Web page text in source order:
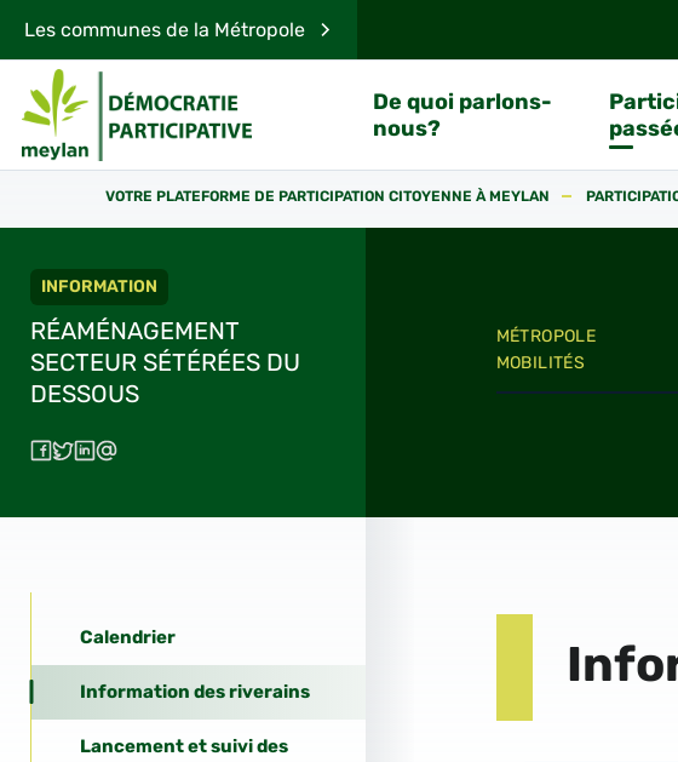
Les communes de la Métropole
De quoi parlons-
nous?
VOTRE PLATEFORME DE PARTICIPATION CITOYENNE À MEYLAN
INFORMATION
RÉAMÉNAGEMENT
SECTEUR SÉTÉRÉES DU
DESSOUS
MÉTROPOLE
MOBILITÉS
Calendrier
Information des riverains
Lancement et suivi des